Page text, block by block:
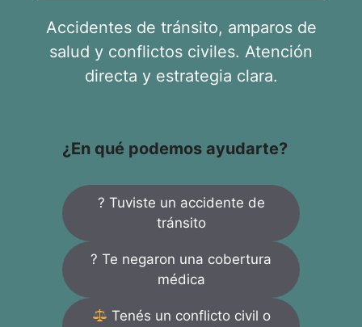
Accidentes de tránsito, amparos de
salud y conflictos civiles. Atención
directa y estrategia clara.
¿En qué podemos ayudarte?
? Tuviste un accidente de
tránsito
? Te negaron una cobertura
médica
Tenés un conflicto civil o